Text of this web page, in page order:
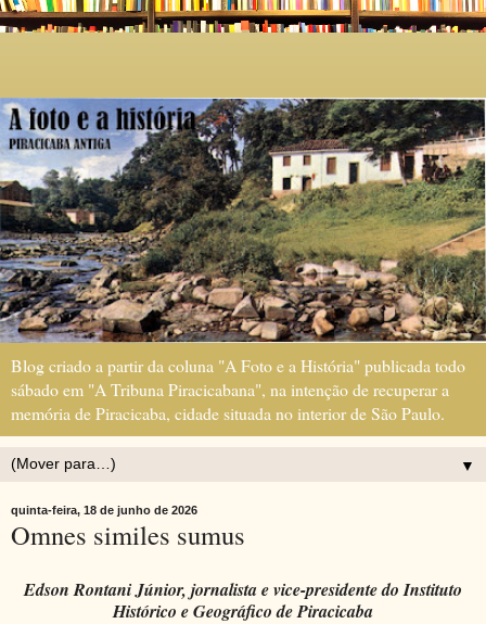
Blog criado a partir da coluna "A Foto e a História" publicada todo
sábado em "A Tribuna Piracicabana", na intenção de recuperar a
memória de Piracicaba, cidade situada no interior de São Paulo.
▼
quinta-feira, 18 de junho de 2026
Omnes similes sumus
Edson Rontani Júnior, jornalista e vice-presidente do Instituto
Histórico e Geográfico de Piracicaba